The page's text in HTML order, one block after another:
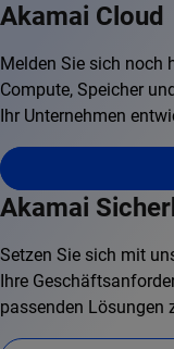
Akamai Cloud
Melden Sie sich noch
Compute, Speicher
Ihr Unternehmen
Akamai
Setzen Sie sich mit
Ihre
passenden Lösungen